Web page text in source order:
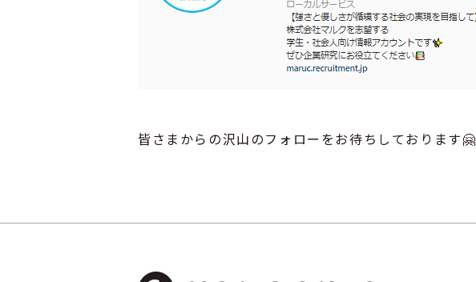
皆さまからの沢山のフォローをお待ちしております🤗